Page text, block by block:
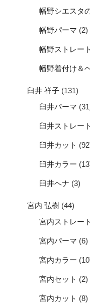
幡野シエスタ
幡野パーマ (2)
幡野ストレー
幡野着付け＆
臼井 祥子 (131)
臼井パーマ
臼井ストレー
臼井カット
臼井カラー
臼井ヘナ (3)
宮内 弘樹 (44)
宮内ストレー
宮内パーマ (6)
宮内カラー
宮内セット (2)
宮内カット (8)